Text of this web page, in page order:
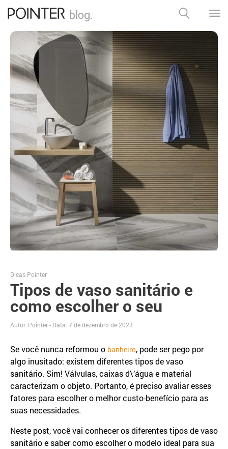
Tipos de vaso sanitário e
como escolher o seu
Dicas Pointer
Autor: Pointer - Data: 7 de dezembro de 2023
Se você nunca reformou o banheiro, pode ser pego por
algo inusitado: existem diferentes tipos de vaso
sanitário. Sim! Válvulas, caixas d\’água e material
caracterizam o objeto. Portanto, é preciso avaliar esses
fatores para escolher o melhor custo-benefício para as
suas necessidades.
Neste post, você vai conhecer os diferentes tipos de vaso
sanitário e saber como escolher o modelo ideal para sua